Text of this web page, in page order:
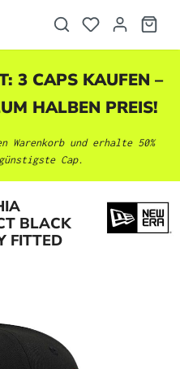
3 CAPS KAUFEN –
HALBEN PREIS!
Warenkorb und erhalte 50%
Cap.
BLACK
FITTED